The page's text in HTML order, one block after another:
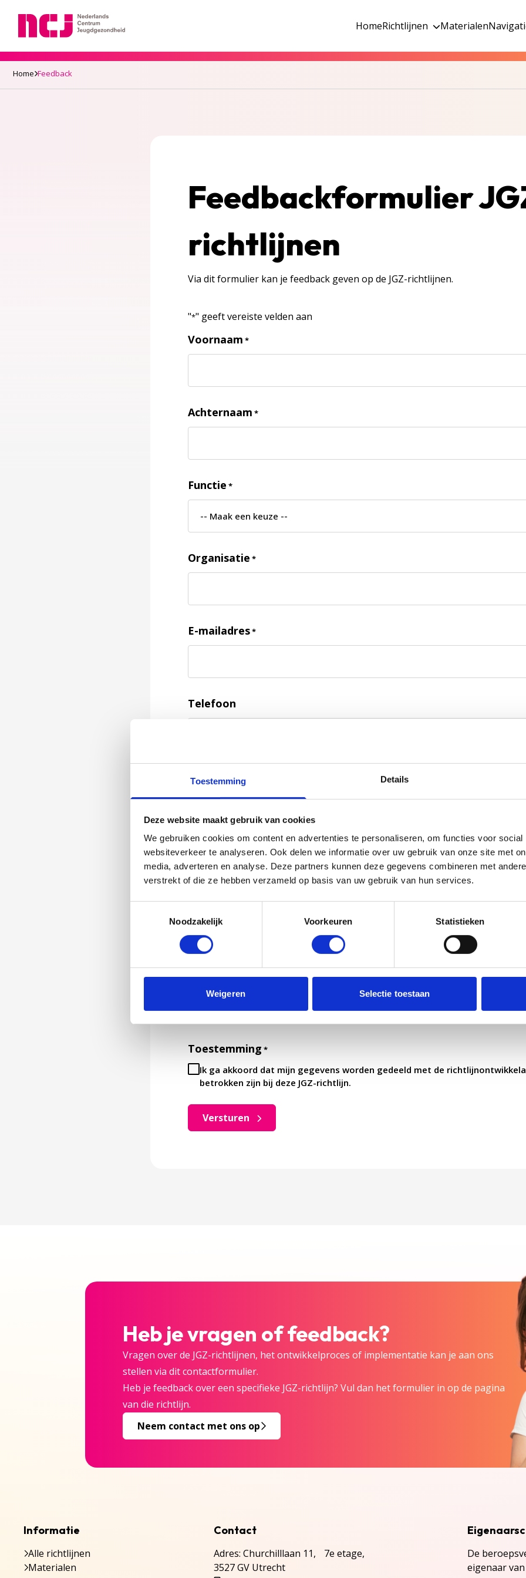
Toestemming Details
Deze website maakt gebruik van cookies
We gebruiken cookies om content en advertenties te personaliseren, om functies voor
websiteverkeer te analyseren. Ook delen we informatie over uw gebruik van onze site met
media, adverteren en analyse. Deze partners kunnen deze gegevens combineren met
verstrekt of die ze hebben verzameld op basis van uw gebruik van hun services.
Noodzakelijk
Voorkeuren Statistieken
Weigeren Selectie toestaan
HomeRichtlijnen Materialen
Home Feedback
Feedbackformulier
richtlijnen
Via dit formulier kan je feedback geven op de JGZ-richtlijnen.
"*" geeft vereiste velden aan
Voornaam *
Achternaam *
Functie *
Organisatie *
E-mailadres*
Telefoon
Feedback*
Jouw feedback wordt verwerkt door de adviseurs van het team richtlijnen
Toestemming *
Ik ga akkoord dat mijn gegevens worden gedeeld met de
betrokken zijn bij deze JGZ-richtlijn.
Versturen
Heb je vragen of feedback?
Vragen over de JGZ-richtlijnen, het ontwikkelproces of implementatie kan je aan ons
stellen via dit contactformulier.
Heb je feedback over een specifieke JGZ-richtlijn? Vul dan het formulier in op de pagina
van die richtlijn.
Neem contact met ons op
Informatie
Alle richtlijnen
Materialen
Contact
Adres: Churchilllaan 11, 7e etage,
3527 GV Utrecht
De
eigenaar